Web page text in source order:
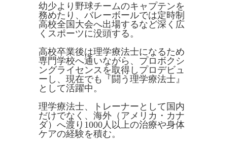
幼少より野球チームのキャプテンを
務めたり、バレーボールでは定時制
高校全国大会へ出場するなど深く広
くスポーツに没頭する。
高校卒業後は理学療法士になるため
専門学校へ通いながら、プロボクシ
ングライセンスを取得しプロデビュ
ーし、現在でも『闘う理学療法士』
として活躍中。
理学療法士、トレーナーとして国内
だけでなく、海外（アメリカ・カナ
ダ）へ渡り1000人以上の治療や身体
ケアの経験を積む。